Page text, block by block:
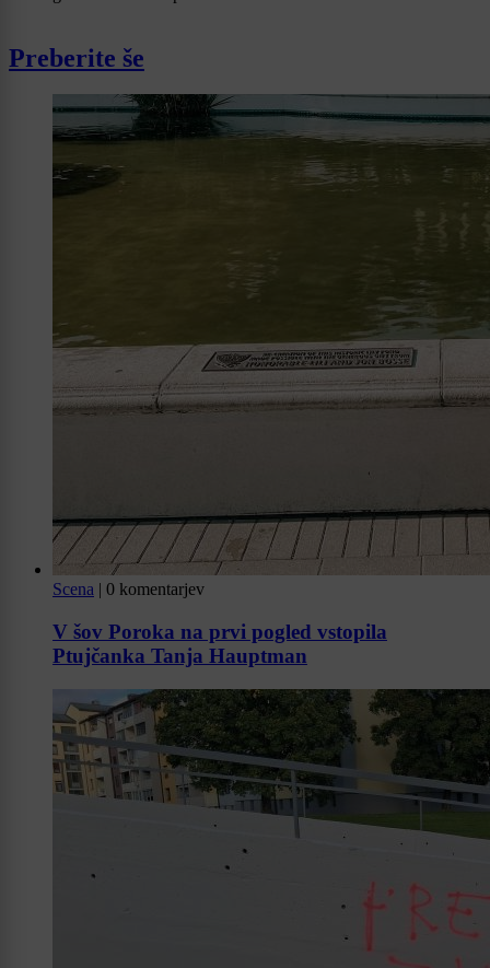
Preberite še
Scena | 0 komentarjev
V šov Poroka na prvi pogled vstopila
Ptujčanka Tanja Hauptman